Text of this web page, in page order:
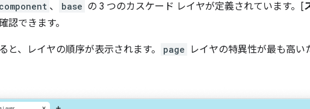
component 、 base の 3 つのカスケード レイヤが定義されています。[
認できます。
と、レイヤの順序が表示されます。 page レイヤの特異性が最も高い